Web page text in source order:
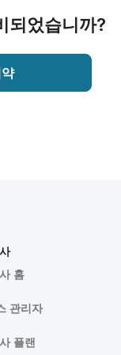
되었습니까?
홈
관리자
플랜